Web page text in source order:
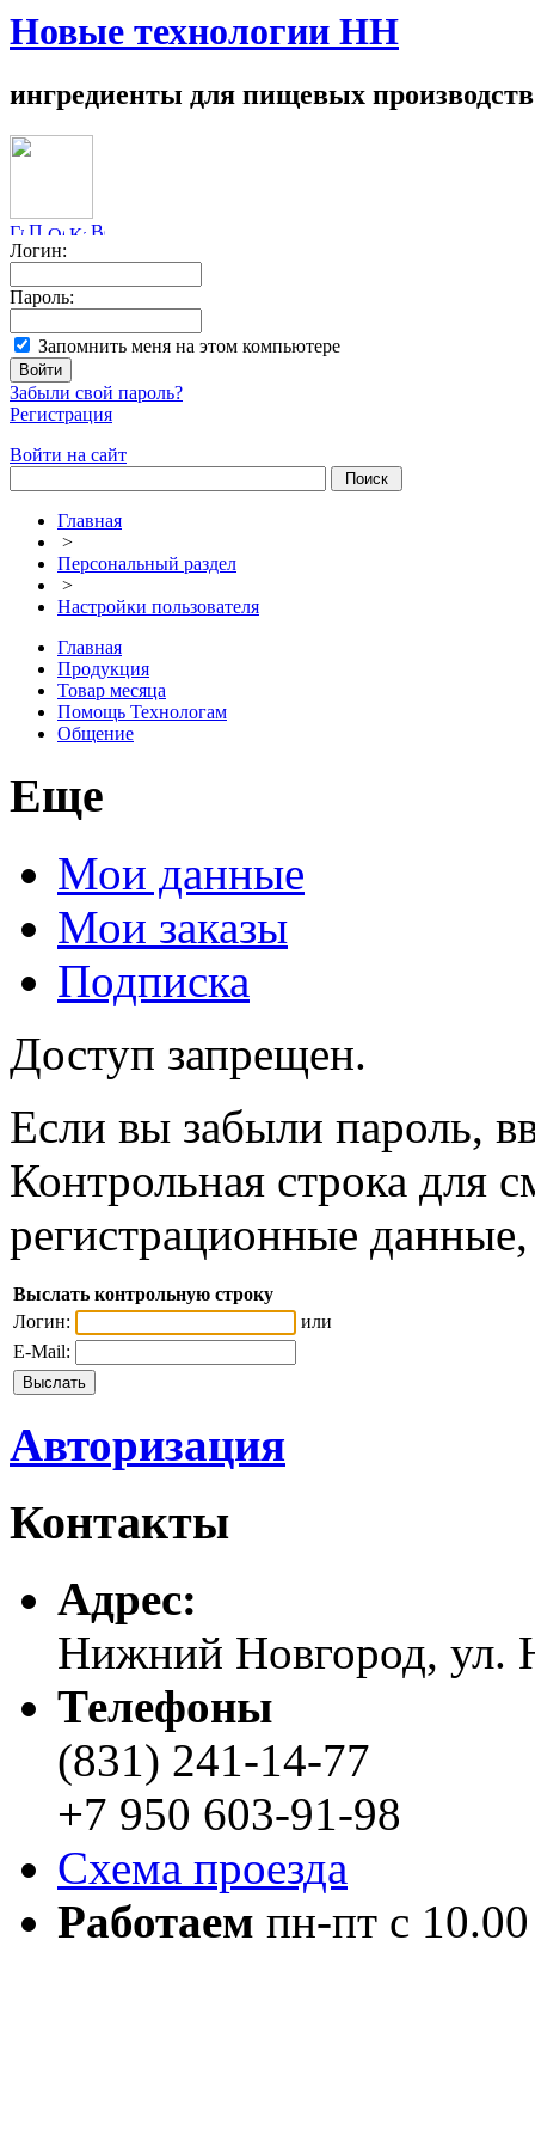
Новые технологии НН
ингредиенты для пищевых производств
Логин:
Пароль:
Запомнить меня на этом компьютере
Забыли свой пароль?
Регистрация
Войти на сайт
Главная
>
Персональный раздел
>
Настройки пользователя
Главная
Продукция
Товар месяца
Помощь Технологам
Общение
Еще
Мои данные
Мои заказы
Подписка
Доступ запрещен.
Если вы забыли пароль,
Контрольная строка для
регистрационные
Выслать контрольную строку
Логин:
или
E-Mail:
Авторизация
Контакты
Адреc:
Нижний Новгород, ул.
Телефоны
(831) 241-14-77
+7 950 603-91-98
Схема проезда
Работаем пн-пт с